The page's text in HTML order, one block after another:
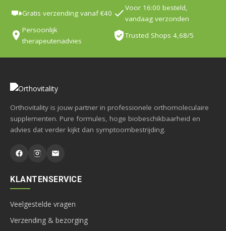
Gratis verzending vanaf €40
Voor 16:00 besteld,
vandaag verzonden
Persoonlijk
therapeutenadvies
Trusted Shops 4,68/5
Orthovitality is jouw partner in professionele orthomoleculaire
supplementen. Pure formules, hoge biobeschikbaarheid en
advies dat verder kijkt dan symptoombestrijding.
KLANTENSERVICE
Veelgestelde vragen
Verzending & bezorging